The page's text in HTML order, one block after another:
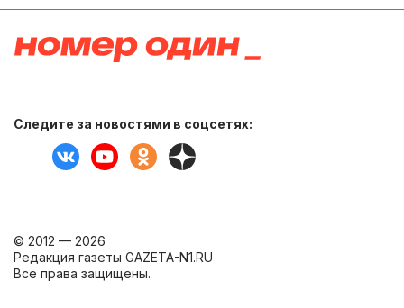
Следите за новостями в соцсетях:
© 2012 — 2026
Редакция газеты GAZETA-N1.RU
Все права защищены.